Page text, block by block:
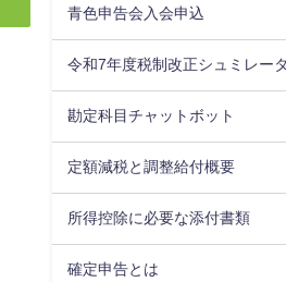
青色申告会入会申込
令和7年度税制改正シュミレー
勘定科目チャットボット
定額減税と調整給付概要
所得控除に必要な添付書類
確定申告とは